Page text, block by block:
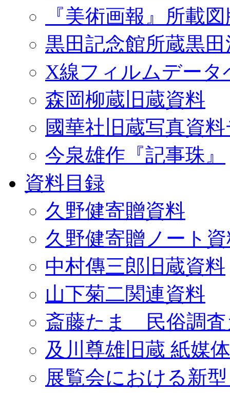
『美術画報』所載
黒田記念館所蔵黒
X線フィルムデータ
森岡柳蔵旧蔵資料
國華社旧蔵写真資
今泉雄作『記事珠』
資料目録
久野健寄贈資料
久野健寄贈ノート
中村傳三郎旧蔵資料
山下菊二関連資料
斎藤たま 民俗調査
及川尊雄旧蔵 紙媒
展覧会における新